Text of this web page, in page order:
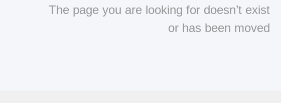
The page you are looking for doesn’t exist
or has been moved